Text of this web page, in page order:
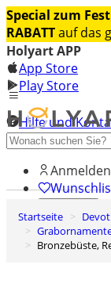
Special zum
RABATTauf das
Holyart APP
App Store
Play Store
Hilfe und
Entdecken Sie
Anmelden
0
Warenkorb
Startseite
Bronzebüste,